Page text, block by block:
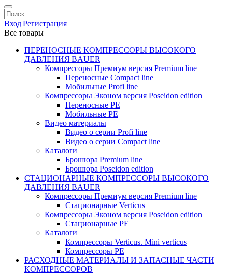
Вход|Регистрация
Все товары
ПЕРЕНОСНЫЕ КОМПРЕССОРЫ ВЫСОКОГО
ДАВЛЕНИЯ BAUER
Компрессоры Премиум версия Premium line
Переносные Compact line
Мобильные Profi line
Компрессоры Эконом версия Poseidon edition
Переносные PE
Мобильные PE
Видео материалы
Видео о серии Profi line
Видео о серии Compact line
Каталоги
Брошюра Premium line
Брошюра Poseidon edition
СТАЦИОНАРНЫЕ КОМПРЕССОРЫ ВЫСОКОГО
ДАВЛЕНИЯ BAUER
Компрессоры Премиум версия Premium line
Стационарные Verticus
Компрессоры Эконом версия Poseidon edition
Стационарные PE
Каталоги
Компрессоры Verticus. Mini verticus
Компрессоры PE
РАСХОДНЫЕ МАТЕРИАЛЫ И ЗАПАСНЫЕ ЧАСТИ
КОМПРЕССОРОВ